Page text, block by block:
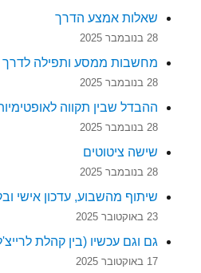
שאלות אמצע הדרך
28 בנובמבר 2025
מחשבות ממסע ותפילה לדרך
28 בנובמבר 2025
ההבדל שבין תקווה
28 בנובמבר 2025
שישה ציטוטים
28 בנובמבר 2025
שיתוף מהשבוע, עדכון אישי
23 באוקטובר 2025
גם וגם עכשיו (בין קהלת
17 באוקטובר 2025